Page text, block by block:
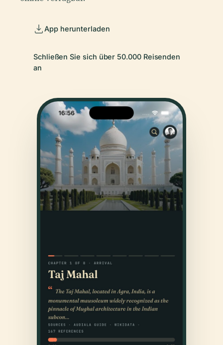
App herunterladen
Schließen Sie sich über 50.000 Reisenden
an